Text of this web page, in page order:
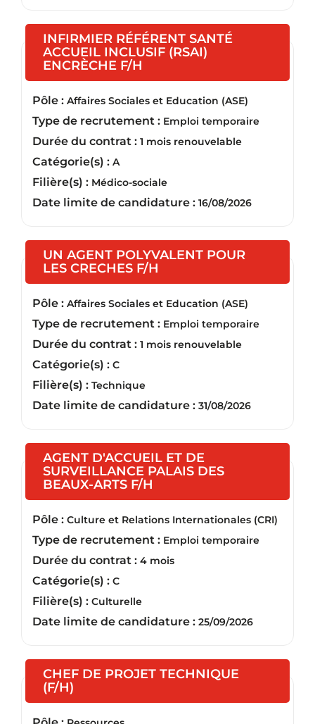
INFIRMIER RÉFÉRENT SANTÉ
ACCUEIL INCLUSIF (RSAI)
ENCRÈCHE F/H
Pôle : Affaires Sociales et Education (ASE)
Type de recrutement : Emploi temporaire
Durée du contrat : 1 mois renouvelable
Catégorie(s) : A
Filière(s) : Médico-sociale
Date limite de candidature : 16/08/2026
UN AGENT POLYVALENT POUR
LES CRECHES F/H
Pôle : Affaires Sociales et Education (ASE)
Type de recrutement : Emploi temporaire
Durée du contrat : 1 mois renouvelable
Catégorie(s) : C
Filière(s) : Technique
Date limite de candidature : 31/08/2026
AGENT D'ACCUEIL ET DE
SURVEILLANCE PALAIS DES
BEAUX-ARTS F/H
Pôle : Culture et Relations Internationales (CRI)
Type de recrutement : Emploi temporaire
Durée du contrat : 4 mois
Catégorie(s) : C
Filière(s) : Culturelle
Date limite de candidature : 25/09/2026
CHEF DE PROJET TECHNIQUE
(F/H)